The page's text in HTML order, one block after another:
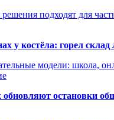
подходят для
у костёла: горел склад
модели: школа,
остановки